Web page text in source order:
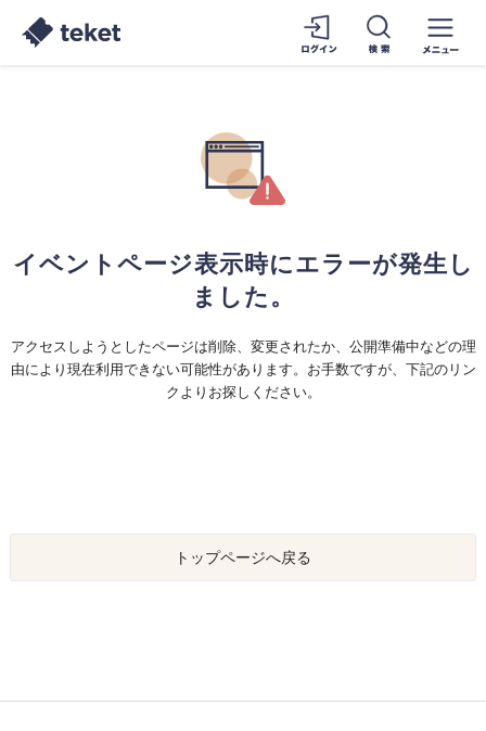
イベントページ表示時にエラーが発生し
ました。
アクセスしようとしたページは削除、変更されたか、公開準備中などの理
由により現在利用できない可能性があります。お手数ですが、下記のリン
クよりお探しください。
トップページへ戻る